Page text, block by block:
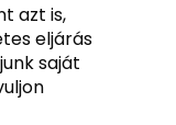
azt is,
eljárás
saját